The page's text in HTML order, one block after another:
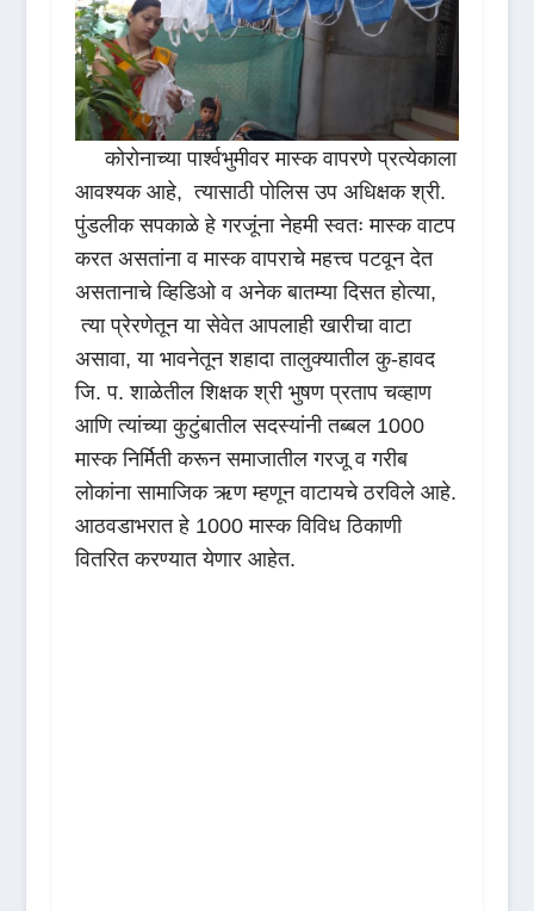
कोरोनाच्या पार्श्वभुमीवर मास्क वापरणे प्रत्येकाला
आवश्यक आहे, त्यासाठी पोलिस उप अधिक्षक श्री.
पुंडलीक सपकाळे हे गरजूंना नेहमी स्वतः मास्क वाटप
करत असतांना व मास्क वापराचे महत्त्व पटवून देत
असतानाचे व्हिडिओ व अनेक बातम्या दिसत होत्या,
त्या प्रेरणेतून या सेवेत आपलाही खारीचा वाटा
असावा, या भावनेतून शहादा तालुक्यातील कु-हावद
जि. प. शाळेतील शिक्षक श्री भुषण प्रताप चव्हाण
आणि त्यांच्या कुटुंबातील सदस्यांनी तब्बल 1000
मास्क निर्मिती करून समाजातील गरजू व गरीब
लोकांना सामाजिक ऋण म्हणून वाटायचे ठरविले आहे.
आठवडाभरात हे 1000 मास्क विविध ठिकाणी
वितरित करण्यात येणार आहेत.